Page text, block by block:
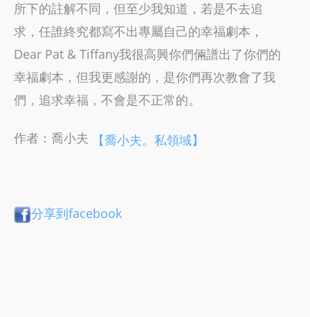
所下的註解不同，但至少我知道，若是不去追
求，任誰終究都寫不出專屬自己的幸福劇本，
Dear Pat & Tiffany我很高興你們倆譜出了你們的
幸福劇本，但我更感謝的，是你們再次教會了我
們，追求幸福，不會是不正常的。
作者：喬小夫 【喬小夫。私領域】
分享到facebook